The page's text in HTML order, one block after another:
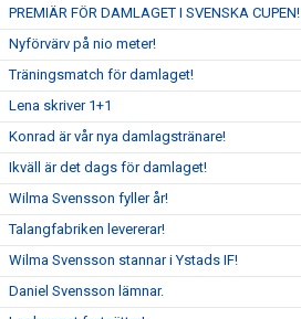
PREMIÄR FÖR DAMLAGET I SVENSKA CUPEN!
Nyförvärv på nio meter!
Träningsmatch för damlaget!
Lena skriver 1+1
Konrad är vår nya damlagstränare!
Ikväll är det dags för damlaget!
Wilma Svensson fyller år!
Talangfabriken levererar!
Wilma Svensson stannar i Ystads IF!
Daniel Svensson lämnar.